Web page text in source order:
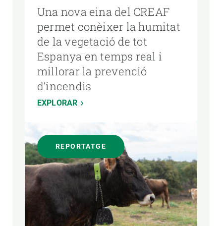
Una nova eina del CREAF
permet conèixer la humitat
de la vegetació de tot
Espanya en temps real i
millorar la prevenció
d’incendis
EXPLORAR
REPORTATGE